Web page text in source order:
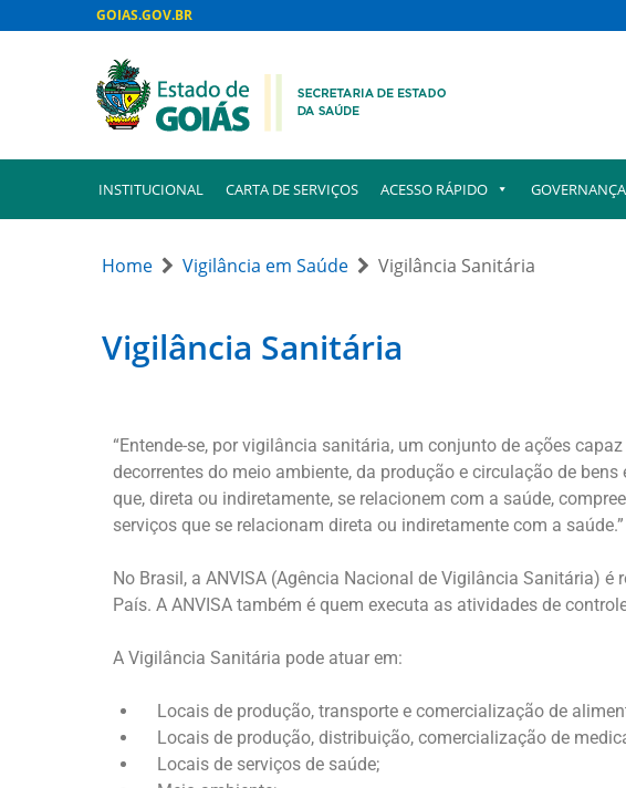
GOIAS.GOV.BR
INSTITUCIONAL CARTA DE SERVIÇOS ACESSO RÁPIDO GOVERNANÇA
Home Vigilância em Saúde Vigilância Sanitária
Vigilância Sanitária
“Entende-se, por vigilância sanitária, um conjunto de ações
decorrentes do meio ambiente, da produção e circulação de
que, direta ou indiretamente, se relacionem com a saúde,
serviços que se relacionam direta ou indiretamente com a saúde.”
No Brasil, a ANVISA (Agência Nacional de Vigilância Sanitária)
País. A ANVISA também é quem executa as atividades de
A Vigilância Sanitária pode atuar em:
Locais de produção, transporte e comercialização de
Locais de produção, distribuição, comercialização de
Locais de serviços de saúde;